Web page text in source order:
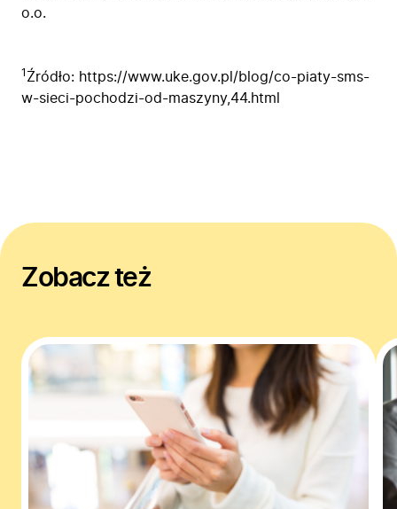
o.o.
1 Źródło: https://www.uke.gov.pl/blog/co-piaty-sms-
w-sieci-pochodzi-od-maszyny,44.html
Zobacz też